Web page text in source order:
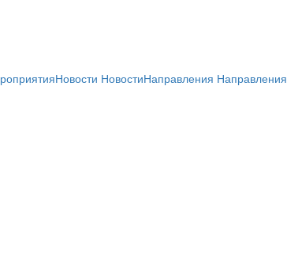
Новости НовостиНаправления Направления